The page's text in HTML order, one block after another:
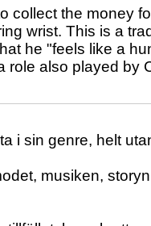
collect the money
wrist. This is a
he "feels like a
role also played by
i sin genre, helt
musiken,